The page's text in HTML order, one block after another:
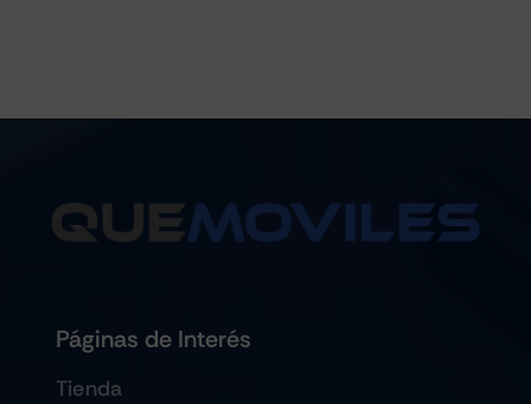
Páginas de Interés
Tienda